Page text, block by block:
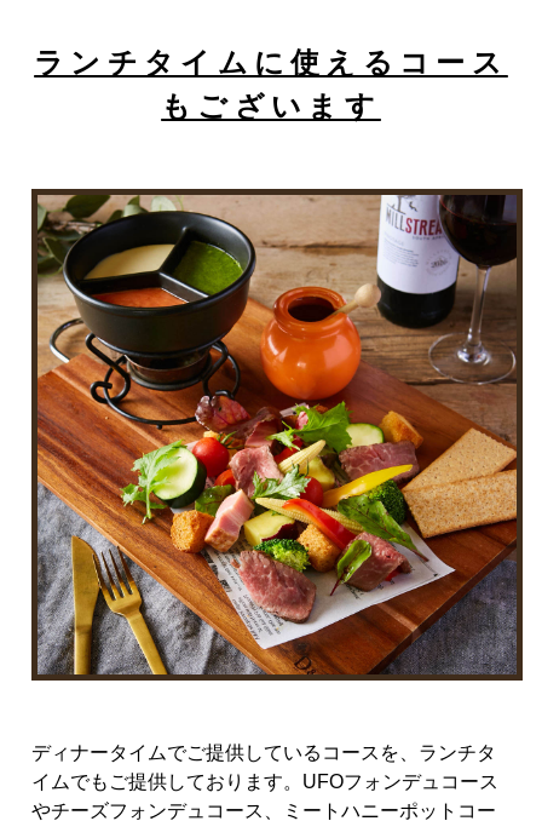
ランチタイムに使えるコース
もございます
ディナータイムでご提供しているコースを、ランチタ
イムでもご提供しております。UFOフォンデュコース
やチーズフォンデュコース、ミートハニーポットコー